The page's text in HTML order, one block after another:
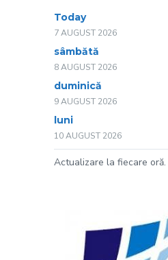
Today
7 AUGUST 2026
sâmbătă
8 AUGUST 2026
duminică
9 AUGUST 2026
luni
10 AUGUST 2026
Actualizare la fiecare oră.